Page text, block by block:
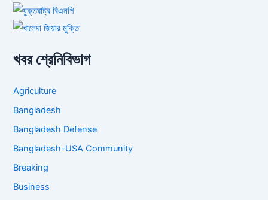
খবর শ্রেনিবিভাগ
Agriculture
Bangladesh
Bangladesh Defense
Bangladesh-USA Community
Breaking
Business